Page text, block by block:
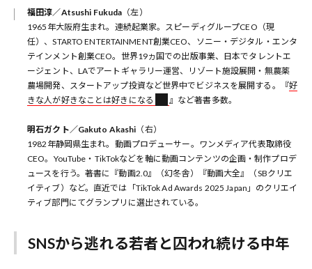
福田淳／Atsushi Fukuda （左）
1965年大阪府生まれ。連続起業家。スピーディグループCEO（現
任）、STARTO ENTERTAINMENT創業CEO、ソニー・デジタル・エンタ
テインメント創業CEO。世界19ヵ国での出版事業、日本でタレントエ
ージェント、LAでアートギャラリー運営、リゾート施設展開・無農薬
農場開発、スタートアップ投資など世界中でビジネスを展開する。『好
きな人が好きなことは好きになる
』など著書多数。
明石ガクト／Gakuto Akashi （右）
1982年静岡県生まれ。動画プロデューサー。ワンメディア代表取締役
CEO。YouTube・TikTokなどを軸に動画コンテンツの企画・制作プロデ
ュースを行う。著書に『動画2.0』（幻冬舎）『動画大全』（SBクリエ
イティブ）など。直近では「TikTok Ad Awards 2025 Japan」のクリエイ
ティブ部門にてグランプリに選出されている。
SNSから逃れる若者と囚われ続ける中年